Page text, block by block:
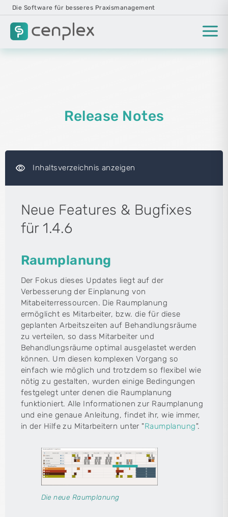
Die Software für besseres Praxismanagement
Release Notes
visibility Inhaltsverzeichnis anzeigen
Neue Features & Bugfixes
für 1.4.6
Raumplanung
Der Fokus dieses Updates liegt auf der
Verbesserung der Einplanung von
Mitabeiterressourcen. Die Raumplanung
ermöglicht es Mitarbeiter, bzw. die für diese
geplanten Arbeitszeiten auf Behandlungsräume
zu verteilen, so dass Mitarbeiter und
Behandlungsräume optimal ausgelastet werden
können. Um diesen komplexen Vorgang so
einfach wie möglich und trotzdem so flexibel wie
nötig zu gestalten, wurden einige Bedingungen
festgelegt unter denen die Raumplanung
funktioniert. Alle Informationen zur Raumplanung
und eine genaue Anleitung, findet ihr, wie immer,
in der Hilfe zu Mitarbeitern unter "Raumplanung".
Die neue Raumplanung